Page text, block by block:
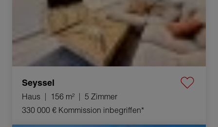
Seyssel
Haus 156 m²
5 Zimmer
330 000 € Kommission inbegriffen*